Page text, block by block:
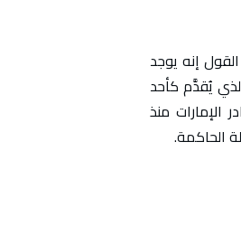
إنه يوجد
يُقدَّم كأحد
الإمارات منذ
الحاكمة.